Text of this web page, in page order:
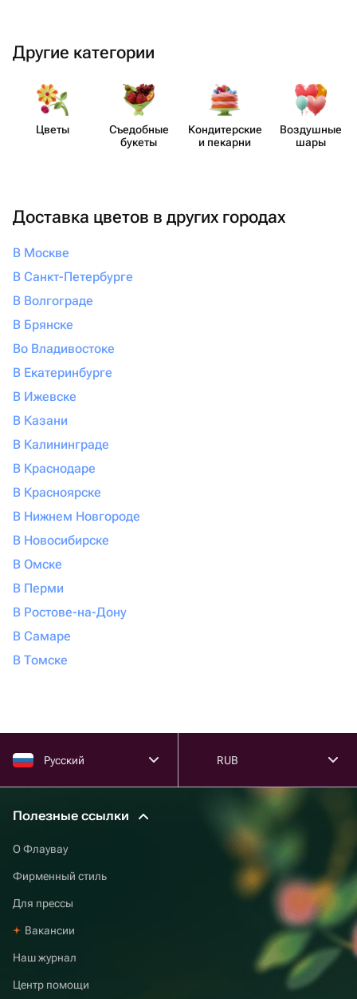
Другие категории
Цветы
Съедобные
букеты
Кондит​ерские
и пекарни
Воздушные
шары
Доставка цветов в других городах
В Москве
В Санкт-Петербурге
В Волгограде
В Брянске
Во Владивостоке
В Екатеринбурге
В Ижевске
В Казани
В Калининграде
В Краснодаре
В Красноярске
В Нижнем Новгороде
В Новосибирске
В Омске
В Перми
В Ростове-на-Дону
В Самаре
В Томске
Русский RUB
Полезные ссылки
О Флаувау
Фирменный стиль
Для прессы
Вакансии
Наш журнал
Центр помощи